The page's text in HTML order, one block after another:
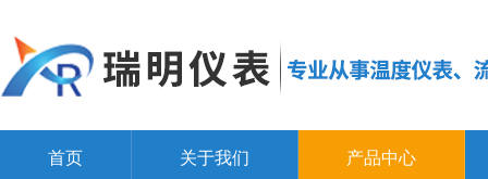
首页 关于我们 产品中心